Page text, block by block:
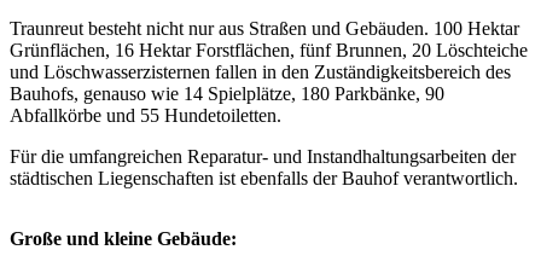
Traunreut besteht nicht nur aus Straßen und Gebäuden. 100 Hektar
Grünflächen, 16 Hektar Forstflächen, fünf Brunnen, 20 Löschteiche
und Löschwasserzisternen fallen in den Zuständigkeitsbereich des
Bauhofs, genauso wie 14 Spielplätze, 180 Parkbänke, 90
Abfallkörbe und 55 Hundetoiletten.
Für die umfangreichen Reparatur- und Instandhaltungsarbeiten der
städtischen Liegenschaften ist ebenfalls der Bauhof verantwortlich.
Große und kleine Gebäude: